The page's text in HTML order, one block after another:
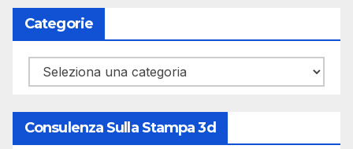
Categorie
Categorie
Consulenza Sulla Stampa 3d